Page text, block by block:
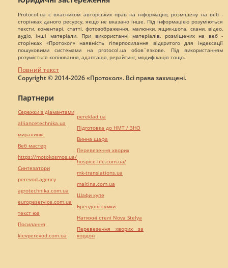
Protocol.ua є власником авторських прав на інформацію, розміщену на веб -
сторінках даного ресурсу, якщо не вказано інше. Під інформацією розуміються
тексти, коментарі, статті, фотозображення, малюнки, ящик-шота, скани, відео,
аудіо, інші матеріали. При використанні матеріалів, розміщених на веб -
сторінках «Протокол» наявність гіперпосилання відкритого для індексації
пошуковими системами на protocol.ua обов`язкове. Під використанням
розуміється копіювання, адаптація, рерайтинг, модифікація тощо.
Повний текст
Copyright © 2014-2026 «Протокол». Всі права захищені.
Партнери
Сережки з діамантами
alliancetechnika.ua
миралинкс
Веб мастер
https://motokosmos.ua/
Синтезатори
perevod.agency
agrotechnika.com.ua
europeservice.com.ua
текст юа
Посилання
kievperevod.com.ua
pereklad.ua
Підготовка до НМТ / ЗНО
Винна шафа
Перевезення хворих
hospice-life.com.ua/
mk-translations.ua
maltina.com.ua
Шафи купе
Брендові сумки
Натяжні стелі Nova Stelya
Перевезення хворих за
кордон